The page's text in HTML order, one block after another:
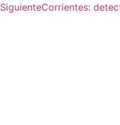
SiguienteCorrientes: